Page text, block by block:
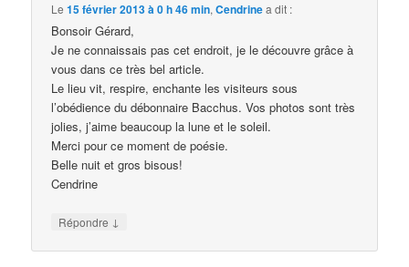
Le15 février 2013 à 0 h 46 min,Cendrinea dit :
Bonsoir Gérard,
Je ne connaissais pas cet endroit, je le découvre grâce à
vous dans ce très bel article.
Le lieu vit, respire, enchante les visiteurs sous
l’obédience du débonnaire Bacchus. Vos photos sont très
jolies, j’aime beaucoup la lune et le soleil.
Merci pour ce moment de poésie.
Belle nuit et gros bisous!
Cendrine
Répondre ↓